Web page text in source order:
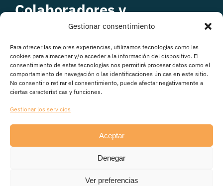
Gestionar consentimiento
Para ofrecer las mejores experiencias, utilizamos tecnologías como las
cookies para almacenar y/o acceder a la información del dispositivo. El
consentimiento de estas tecnologías nos permitirá procesar datos como el
comportamiento de navegación o las identificaciones únicas en este sitio.
No consentir o retirar el consentimiento, puede afectar negativamente a
ciertas características y funciones.
Gestionar los servicios
Aceptar
Denegar
Ver preferencias
Colaboradores y
patrocinadores
Política de Privacidad
Transparencia